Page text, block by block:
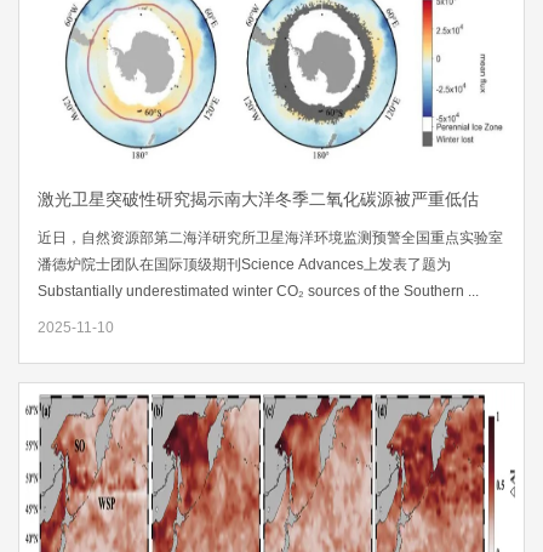
激光卫星突破性研究揭示南大洋冬季二氧化碳源被严重低估
近日，自然资源部第二海洋研究所卫星海洋环境监测预警全国重点实验室
潘德炉院士团队在国际顶级期刊Science Advances上发表了题为
Substantially underestimated winter CO₂ sources of the Southern ...
2025-11-10